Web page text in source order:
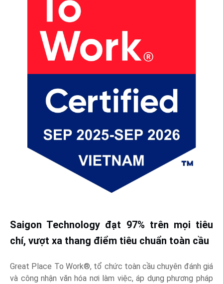
Saigon Technology đạt 97% trên mọi tiêu
chí, vượt xa thang điểm tiêu chuẩn toàn cầu
Great Place To Work®, tổ chức toàn cầu chuyên đánh giá
và công nhận văn hóa nơi làm việc, áp dụng phương pháp